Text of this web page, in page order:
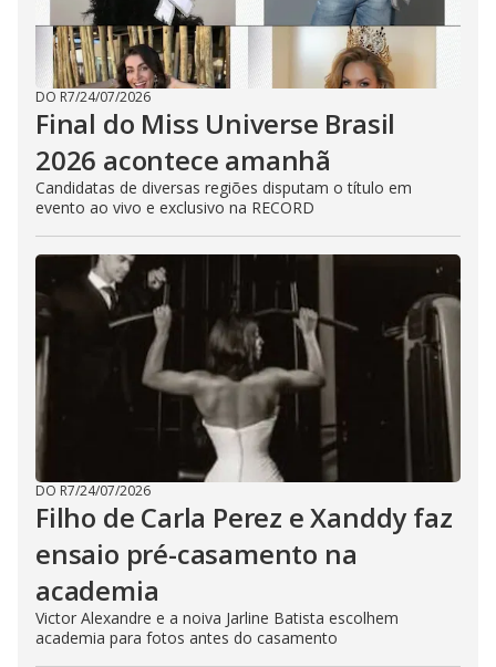
DO R7/24/07/2026
Final do Miss Universe Brasil
2026 acontece amanhã
Candidatas de diversas regiões disputam o título em
evento ao vivo e exclusivo na RECORD
DO R7/24/07/2026
Filho de Carla Perez e Xanddy faz
ensaio pré-casamento na
academia
Victor Alexandre e a noiva Jarline Batista escolhem
academia para fotos antes do casamento